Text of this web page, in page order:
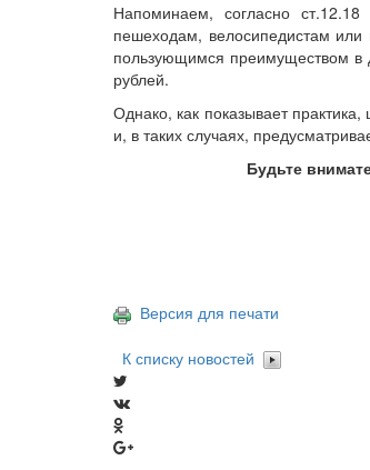
Напоминаем, согласно
пешеходам, велосипедистам или
пользующимся преимуществом в
рублей.
Однако, как показывает
и, в таких случаях,
Будьте
Версия для печати
К списку новостей